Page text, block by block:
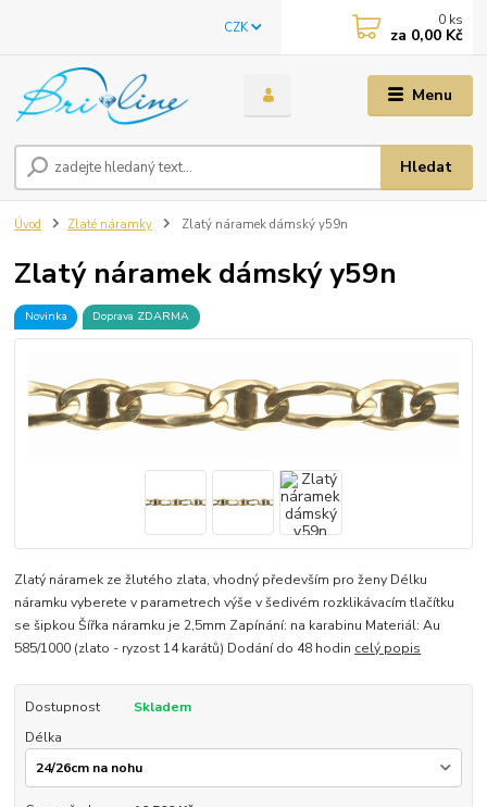
Menu
CZK
Hledat
0 ks
za 0,00 Kč
Úvod Zlaté náramky Zlatý náramek dámský y59n
Zlatý náramek dámský y59n
Novinka Doprava ZDARMA
Zlatý náramek ze žlutého zlata, vhodný především pro ženy Délku
náramku vyberete v parametrech výše v šedivém rozklikávacím tlačítku
se šipkou Šířka náramku je 2,5mm Zapínání: na karabinu Materiál: Au
585/1000 (zlato - ryzost 14 karátů) Dodání do 48 hodin celý popis
Dostupnost
Skladem
Délka